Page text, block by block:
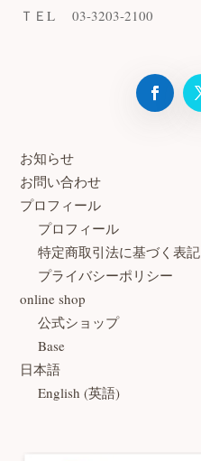
ＴＥL03-3203-2100
お知らせ
お問い合わせ
プロフィール
プロフィール
特定商取引法に基づく表記
プライバシーポリシー
online shop
公式ショップ
Base
日本語
English (英語)